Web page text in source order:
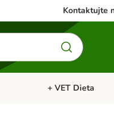
Kontaktujte
AkvaristikaOtevřít menu: Koně
+ VET Dieta